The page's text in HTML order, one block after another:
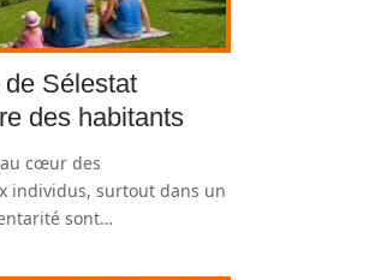
Sélestat
des habitants
cœur des
individus, surtout dans un
sont…